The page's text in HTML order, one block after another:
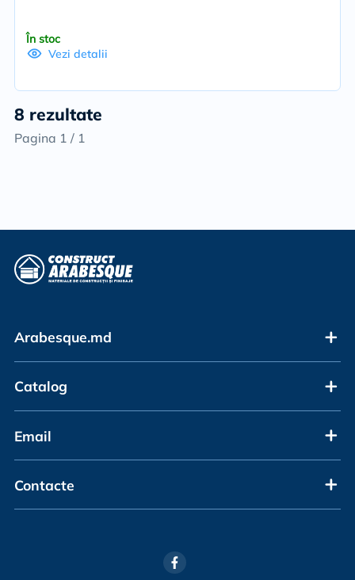
În stoc
Vezi detalii
8 rezultate
Pagina 1 / 1
Arabesque.md
Catalog
Email
Contacte